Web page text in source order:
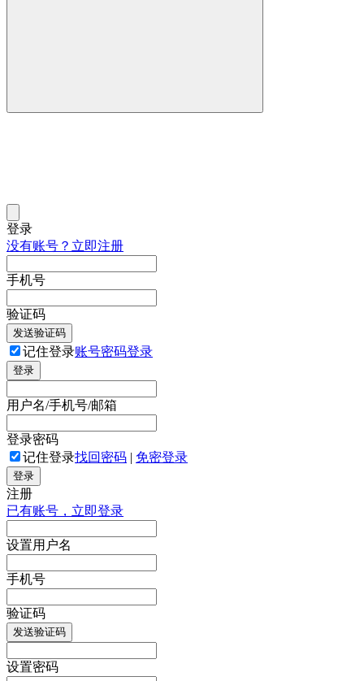
登录
没有账号？立即注册
手机号
验证码
发送验证码
记住登录账号密码登录
登录
用户名/手机号/邮箱
登录密码
记住登录找回密码 | 免密登录
登录
注册
已有账号，立即登录
设置用户名
手机号
验证码
发送验证码
设置密码